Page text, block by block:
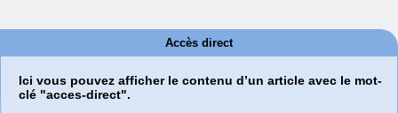
Accès direct
Ici vous pouvez afficher le contenu d’un article avec le mot-
clé "acces-direct".